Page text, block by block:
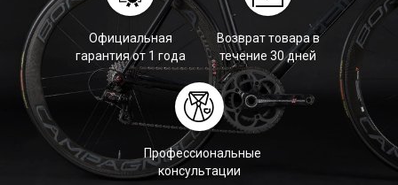
Официальная
гарантия от 1 года
Возврат товара в
течение 30 дней
Профессиональные
консультации